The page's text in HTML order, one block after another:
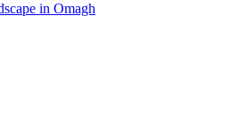
in Omagh